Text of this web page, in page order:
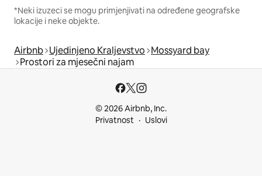
*Neki izuzeci se mogu primjenjivati na određene geografske
lokacije i neke objekte.
Airbnb Ujedinjeno Kraljevstvo Mossyard bay
Prostori za mjesečni najam
© 2026 Airbnb, Inc.
Privatnost
Uslovi